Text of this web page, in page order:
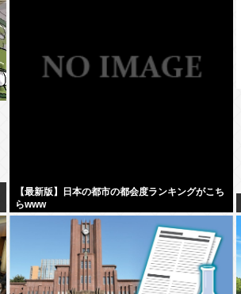
【最新版】日本の都市の都会度ランキングがこち
らwww